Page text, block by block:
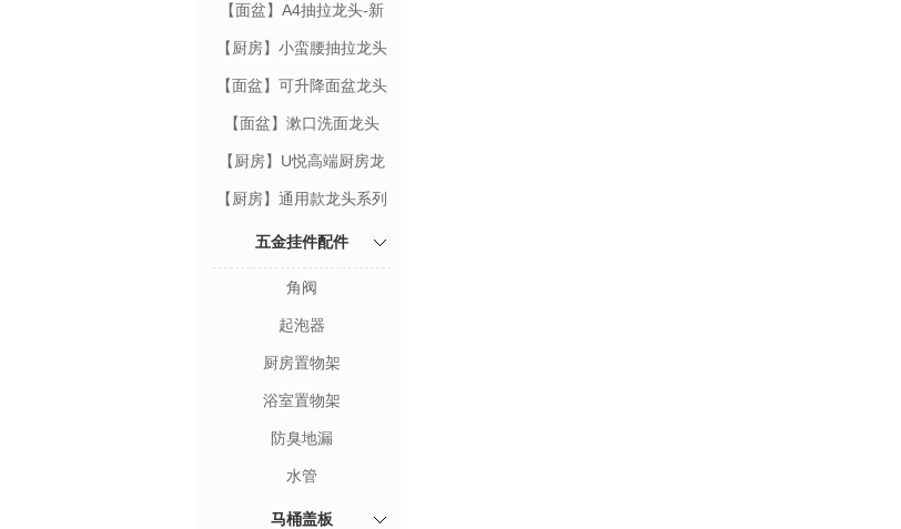
【面盆】A4抽拉龙头-新
款
【厨房】小蛮腰抽拉龙头
【面盆】可升降面盆龙头
【面盆】漱口洗面龙头
【厨房】U悦高端厨房龙
【厨房】通用款龙头系列
五金挂件配件
角阀
起泡器
厨房置物架
浴室置物架
防臭地漏
水管
马桶盖板